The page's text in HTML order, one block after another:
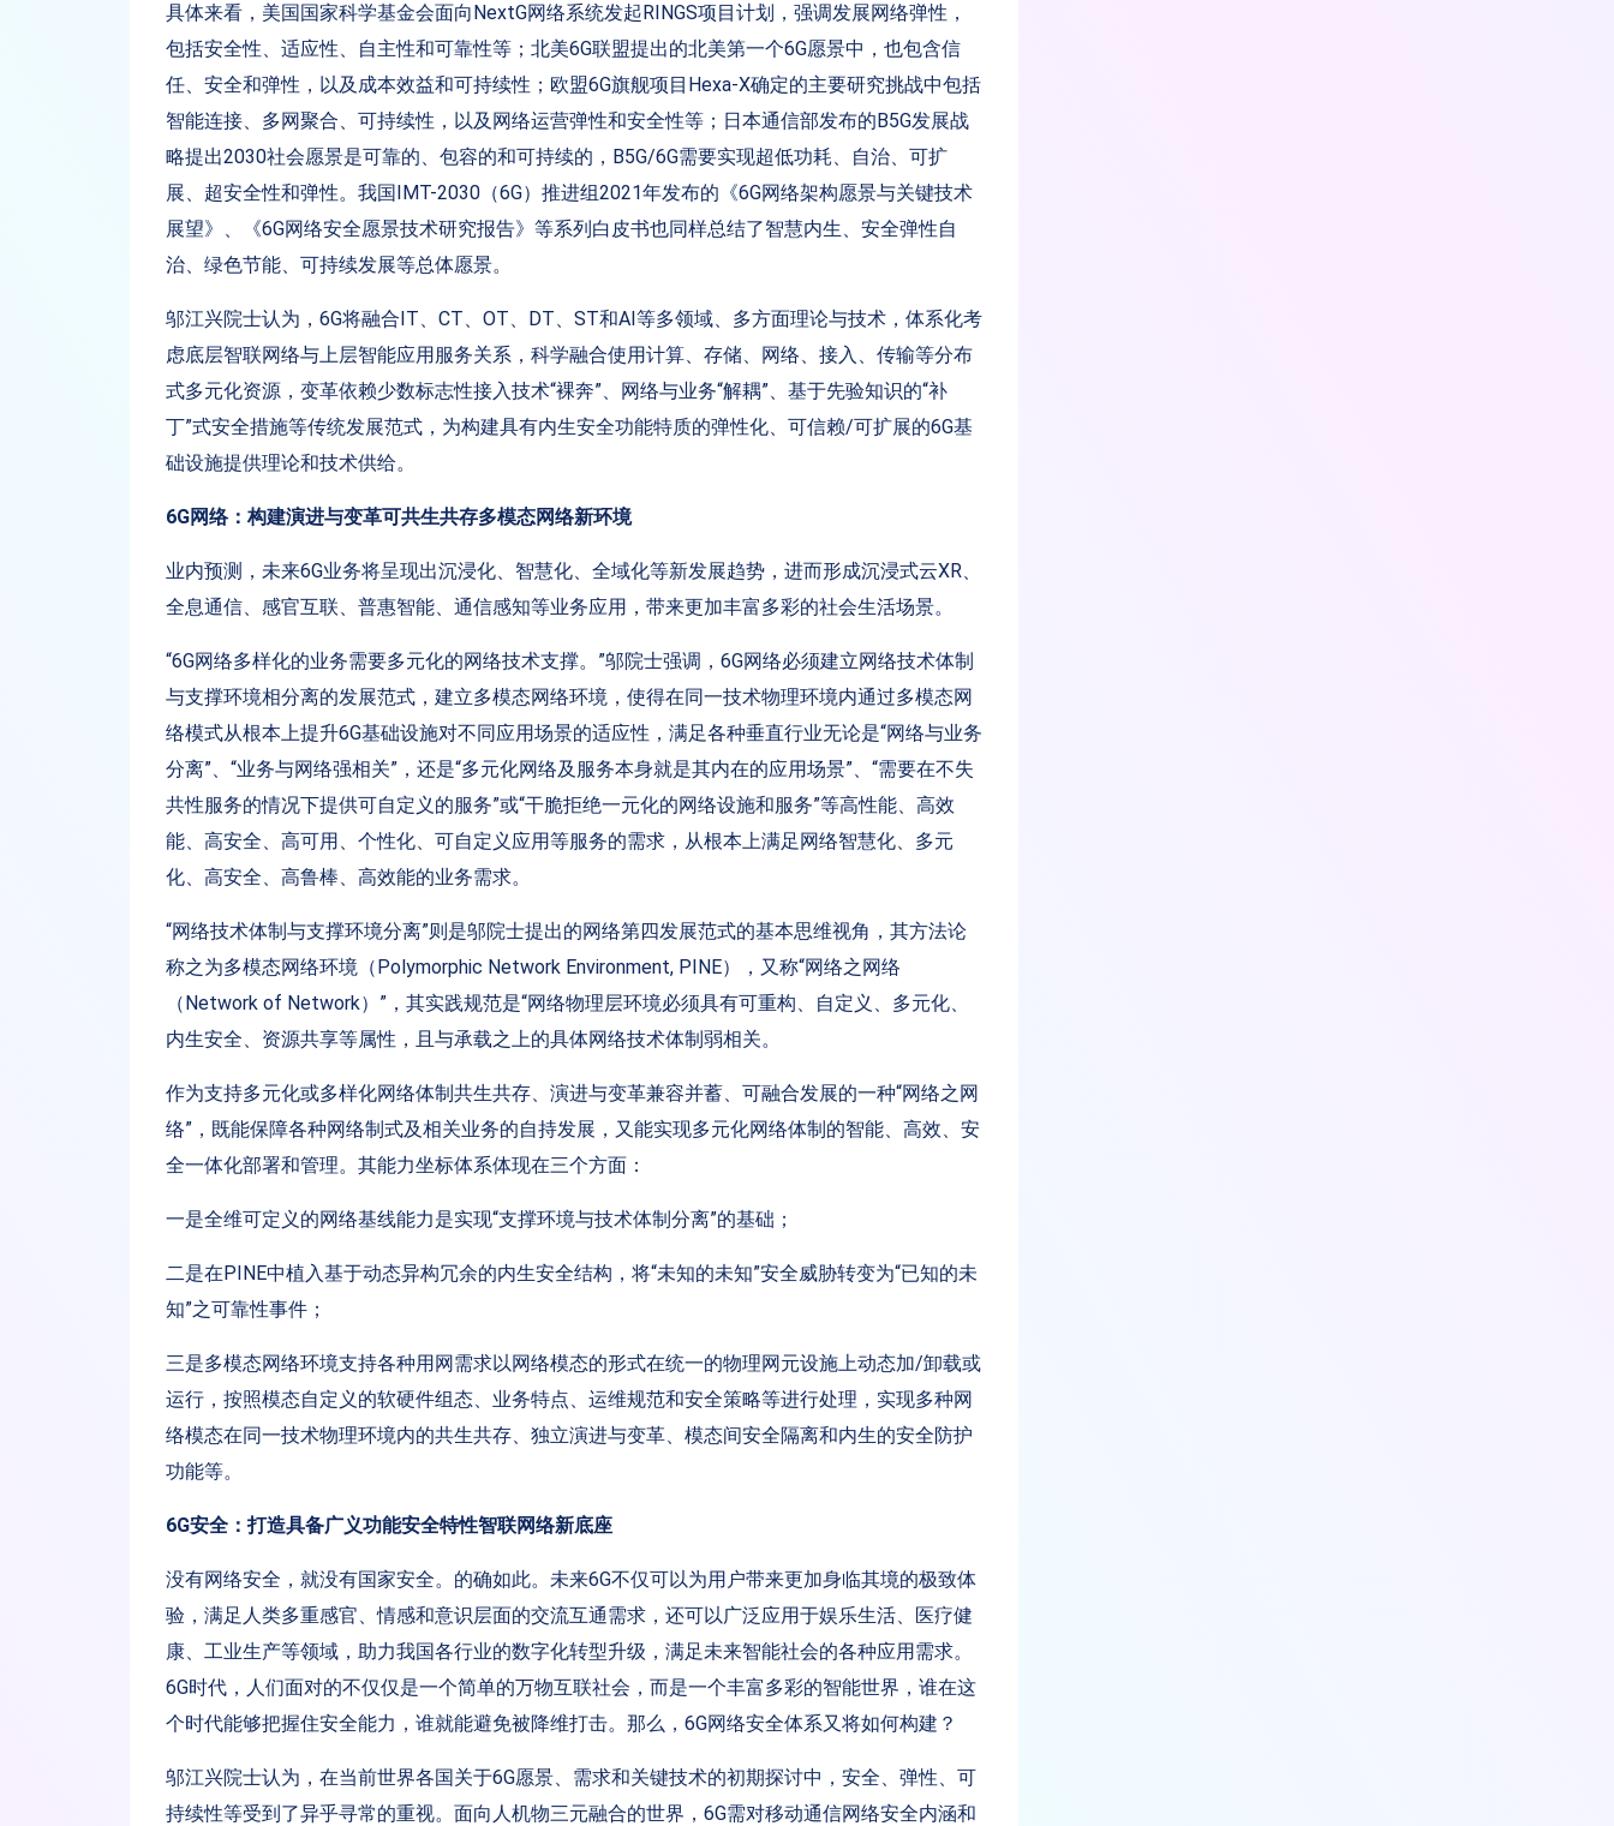
具体来看，美国国家科学基金会面向NextG网络系统发起RINGS项目计划，强调发展网络弹性，
包括安全性、适应性、自主性和可靠性等；北美6G联盟提出的北美第一个6G愿景中，也包含信
任、安全和弹性，以及成本效益和可持续性；欧盟6G旗舰项目Hexa-X确定的主要研究挑战中包括
智能连接、多网聚合、可持续性，以及网络运营弹性和安全性等；日本通信部发布的B5G发展战
略提出2030社会愿景是可靠的、包容的和可持续的，B5G/6G需要实现超低功耗、自治、可扩
展、超安全性和弹性。我国IMT-2030（6G）推进组2021年发布的《6G网络架构愿景与关键技术
展望》、《6G网络安全愿景技术研究报告》等系列白皮书也同样总结了智慧内生、安全弹性自
治、绿色节能、可持续发展等总体愿景。
邬江兴院士认为，6G将融合IT、CT、OT、DT、ST和AI等多领域、多方面理论与技术，体系化考
虑底层智联网络与上层智能应用服务关系，科学融合使用计算、存储、网络、接入、传输等分布
式多元化资源，变革依赖少数标志性接入技术“裸奔”、网络与业务“解耦”、基于先验知识的“补
丁”式安全措施等传统发展范式，为构建具有内生安全功能特质的弹性化、可信赖/可扩展的6G基
础设施提供理论和技术供给。
6G网络：构建演进与变革可共生共存多模态网络新环境
业内预测，未来6G业务将呈现出沉浸化、智慧化、全域化等新发展趋势，进而形成沉浸式云XR、
全息通信、感官互联、普惠智能、通信感知等业务应用，带来更加丰富多彩的社会生活场景。
“6G网络多样化的业务需要多元化的网络技术支撑。”邬院士强调，6G网络必须建立网络技术体制
与支撑环境相分离的发展范式，建立多模态网络环境，使得在同一技术物理环境内通过多模态网
络模式从根本上提升6G基础设施对不同应用场景的适应性，满足各种垂直行业无论是“网络与业务
分离”、“业务与网络强相关”，还是“多元化网络及服务本身就是其内在的应用场景”、“需要在不失
共性服务的情况下提供可自定义的服务”或“干脆拒绝一元化的网络设施和服务”等高性能、高效
能、高安全、高可用、个性化、可自定义应用等服务的需求，从根本上满足网络智慧化、多元
化、高安全、高鲁棒、高效能的业务需求。
“网络技术体制与支撑环境分离”则是邬院士提出的网络第四发展范式的基本思维视角，其方法论
称之为多模态网络环境（Polymorphic Network Environment, PINE），又称“网络之网络
（Network of Network）”，其实践规范是“网络物理层环境必须具有可重构、自定义、多元化、
内生安全、资源共享等属性，且与承载之上的具体网络技术体制弱相关。
作为支持多元化或多样化网络体制共生共存、演进与变革兼容并蓄、可融合发展的一种“网络之网
络”，既能保障各种网络制式及相关业务的自持发展，又能实现多元化网络体制的智能、高效、安
全一体化部署和管理。其能力坐标体系体现在三个方面：
一是全维可定义的网络基线能力是实现“支撑环境与技术体制分离”的基础；
二是在PINE中植入基于动态异构冗余的内生安全结构，将“未知的未知”安全威胁转变为“已知的未
知”之可靠性事件；
三是多模态网络环境支持各种用网需求以网络模态的形式在统一的物理网元设施上动态加/卸载或
运行，按照模态自定义的软硬件组态、业务特点、运维规范和安全策略等进行处理，实现多种网
络模态在同一技术物理环境内的共生共存、独立演进与变革、模态间安全隔离和内生的安全防护
功能等。
6G安全：打造具备广义功能安全特性智联网络新底座
没有网络安全，就没有国家安全。的确如此。未来6G不仅可以为用户带来更加身临其境的极致体
验，满足人类多重感官、情感和意识层面的交流互通需求，还可以广泛应用于娱乐生活、医疗健
康、工业生产等领域，助力我国各行业的数字化转型升级，满足未来智能社会的各种应用需求。
6G时代，人们面对的不仅仅是一个简单的万物互联社会，而是一个丰富多彩的智能世界，谁在这
个时代能够把握住安全能力，谁就能避免被降维打击。那么，6G网络安全体系又将如何构建？
邬江兴院士认为，在当前世界各国关于6G愿景、需求和关键技术的初期探讨中，安全、弹性、可
持续性等受到了异乎寻常的重视。面向人机物三元融合的世界，6G需对移动通信网络安全内涵和